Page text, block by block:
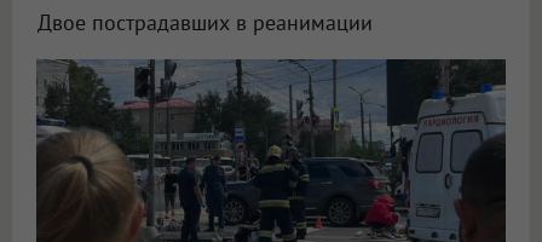
Двое пострадавших в реанимации